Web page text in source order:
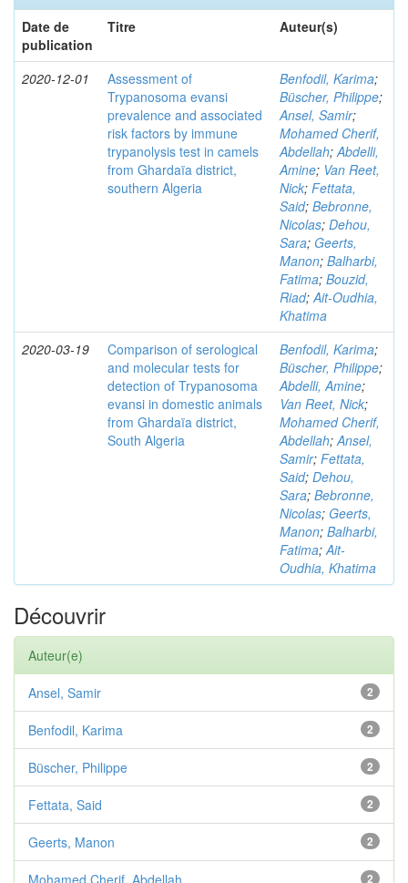
Date de
publication
Titre Auteur(s)
2020-12-01
Assessment of
Trypanosoma evansi
prevalence and associated
risk factors by immune
trypanolysis test in camels
from Ghardaïa district,
southern Algeria
Benfodil, Karima;
Büscher, Philippe;
Ansel, Samir;
Mohamed Cherif,
Abdellah;Abdelli,
Amine; Van Reet,
Nick; Fettata,
Said; Bebronne,
Nicolas; Dehou,
Sara; Geerts,
Manon; Balharbi,
Fatima; Bouzid,
Riad;Ait-Oudhia,
Khatima
2020-03-19
Comparison of serological
and molecular tests for
detection of Trypanosoma
evansi in domestic animals
from Ghardaïa district,
South Algeria
Benfodil, Karima;
Büscher, Philippe;
Abdelli, Amine;
Van Reet, Nick;
Mohamed Cherif,
Abdellah;Ansel,
Samir; Fettata,
Said; Dehou,
Sara; Bebronne,
Nicolas; Geerts,
Manon; Balharbi,
Fatima;Ait-
Oudhia, Khatima
Découvrir
Auteur(e)
2
Ansel, Samir
2
Benfodil, Karima
2
Büscher, Philippe
2
Fettata, Said
2
Geerts, Manon
2
Mohamed Cherif, Abdellah